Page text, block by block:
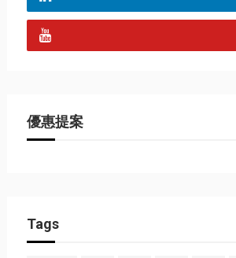
優惠提案
Tags